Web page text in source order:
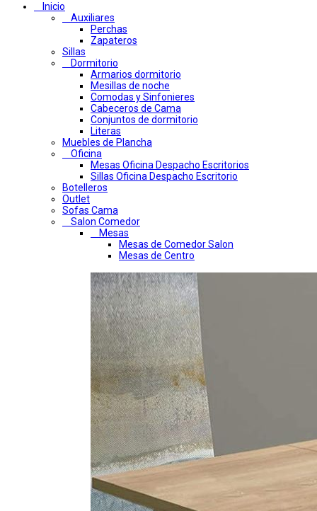
Inicio
Auxiliares
Perchas
Zapateros
Sillas
Dormitorio
Armarios dormitorio
Mesillas de noche
Comodas y Sinfonieres
Cabeceros de Cama
Conjuntos de dormitorio
Literas
Muebles de Plancha
Oficina
Mesas Oficina Despacho Escritorios
Sillas Oficina Despacho Escritorio
Botelleros
Outlet
Sofas Cama
Salon Comedor
Mesas
Mesas de Comedor Salon
Mesas de Centro